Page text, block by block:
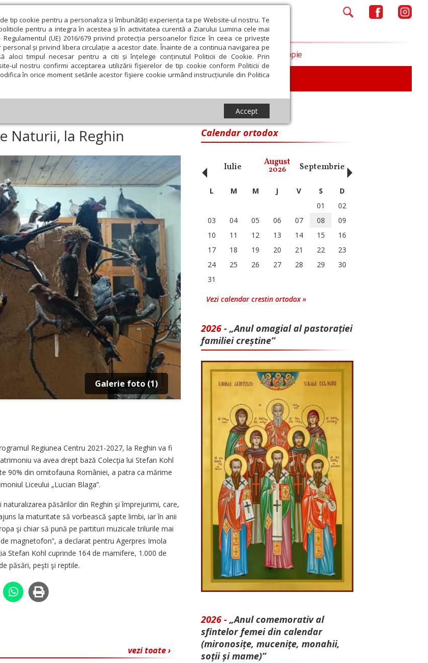
tip cookie pentru a personaliza și îmbunătăți experiența ta pe Website-ul nostru. Te
pentru a integra în acestea și în activitatea curentă a Ziarului Lumina cele mai
(UE) 2016/679 privind protecția persoanelor fizice în ceea ce privește
și privind libera circulație a acestor date. Înainte de a continua navigarea pe
aloci timpul necesar pentru a citi și înțelege conținutul Politicii de Cookie. Prin
ul nostru confirmi acceptarea utilizării fişierelor de tip cookie conform Politicii de
în orice moment setările acestor fişiere cookie urmând instrucțiunile din Politica
Accept
și spiritualitate Educaţie și Cultură
Lumina literară şi artistică Cultură Interviu
Societate Opinii Filantropie
de Științe ale Naturii, la Reghin
Naturii, la Reghin
Galerie foto (1)
Regiunea Centru 2021-2027, la Reghin va fi
va avea drept bază Colecţia lui Stefan Kohl
90% din ornitofauna României, a patra ca mărime
Liceului „Lucian Blaga”.
păsărilor din Reghin şi împrejurimi, care,
la maturitate să vorbească şapte limbi, iar în anii
şi chiar să pună pe partituri muzicale trilurile mai
magnetofon”, a declarat pentru Agerpres Imola
Stefan Kohl cuprinde 164 de mamifere, 1.000 de
păsări, peşti şi reptile.
vezi toate ›
Calendar ortodox
Martie Aprilie Mai Iunie Iulie August
2026 Septembrie Octombrie
‹ L M M J V S
D
01
02
03
04 05 06 07 08
09
10
11 12 13 14 15
16
17
18 19 20 21 22
23
24
25 26 27 28 29
30
31
Vezi calendar crestin ortodox »
2026 - „Anul omagial al pastorației
familiei creștine”
2026 - „Anul comemorativ al
sfintelor femei din calendar
(mironosițe, mu­cenițe, monahii,
soții și mame)”